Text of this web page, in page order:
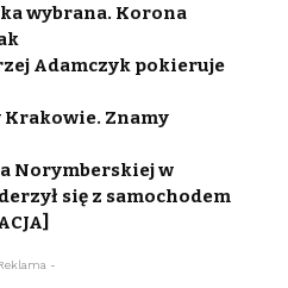
wybrana. Korona
Adamczyk pokieruje
Krakowie. Znamy
Norymberskiej w
się z samochodem
-